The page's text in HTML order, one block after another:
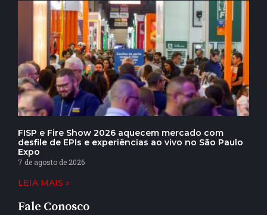
FISP e Fire Show 2026 aquecem mercado com
desfile de EPIs e experiências ao vivo no São Paulo
Expo
7 de agosto de 2026
LEIA MAIS »
Fale Conosco